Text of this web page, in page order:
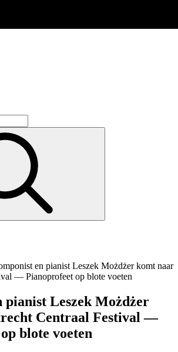
en pianist Leszek Możdżer komt naar
— Pianoprofeet op blote voeten
pianist Leszek Możdżer
Centraal Festival —
blote voeten